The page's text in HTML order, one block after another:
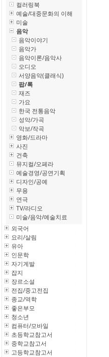
컬러링북
예술/대중문화의 이해
미술
음악
음악이야기
음악가
음악이론/음악사
오디오
서양음악(클래식)
팝/록
재즈
가요
한국 전통음악
성악/가곡
악보/작곡
영화/드라마
사진
건축
뮤지컬/오페라
예술경영/공연기획
디자인/공예
무용
연극
TV/라디오
미술/음악/예술치료
외국어
요리/살림
유아
인문학
자기계발
잡지
장르소설
전집/중고전집
종교/역학
좋은부모
청소년
컴퓨터/모바일
초등학교참고서
중학교참고서
고등학교참고서